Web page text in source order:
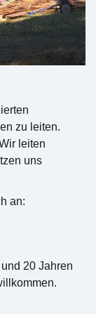
zu leiten.
leiten
uns
an:
20 Jahren